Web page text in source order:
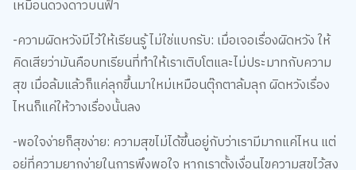
-ความผิดหวังมีไว้ให้เรียนรู้ ไม่ใช่แบกรับ: เมื่อเจอเรื่องผิดหวัง ให้
คิดเสียว่ามันคือบทเรียนที่ทำให้เราเติบโตและไม่ประมาทกับความ
สุข เมื่อล้มแล้วก็แค่ลุกขึ้นมาใหม่เหมือนตุ๊กตาล้มลุก ผิดหวังเรื่อง
ไหนก็แค่ให้วางเรื่องนั้นลง
-พอใจง่ายก็สุขง่าย: ความสุขไม่ได้ขึ้นอยู่กับว่าเรามีมากแค่ไหน แต่
อยู่ที่ความยากง่ายในการพึงพอใจ หากเราตั้งเงื่อนไขความสุขไว้สูง
เกินไป เราก็จะพบความสุขได้ยากขึ้น